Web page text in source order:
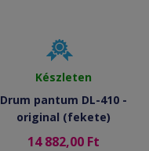
Készleten
Drum pantum DL-410 -
original (fekete)
14 882,00 Ft